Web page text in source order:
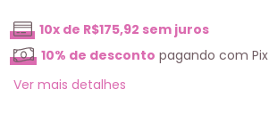
10x de R$175,92 sem juros
10% de desconto pagando com Pix
Ver mais detalhes